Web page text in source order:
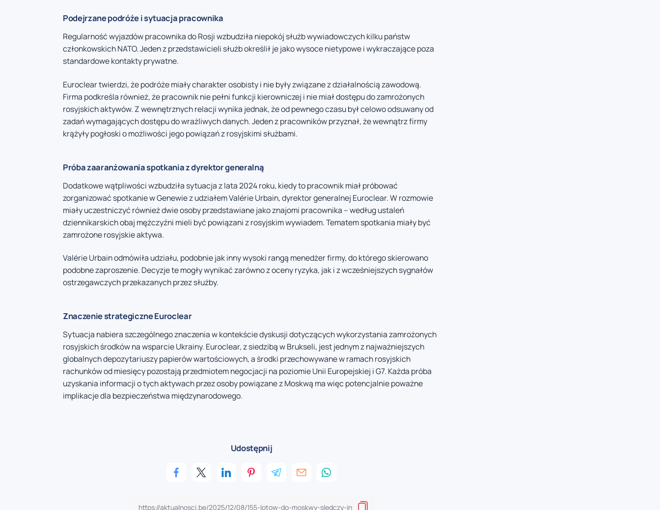
Podejrzane podróże i sytuacja pracownika
Regularność wyjazdów pracownika do Rosji wzbudziła niepokój służb wywiadowczych kilku państw
członkowskich NATO. Jeden z przedstawicieli służb określił je jako wysoce nietypowe i wykraczające poza
standardowe kontakty prywatne.
Euroclear twierdzi, że podróże miały charakter osobisty i nie były związane z działalnością zawodową.
Firma podkreśla również, że pracownik nie pełni funkcji kierowniczej i nie miał dostępu do zamrożonych
rosyjskich aktywów. Z wewnętrznych relacji wynika jednak, że od pewnego czasu był celowo odsuwany od
zadań wymagających dostępu do wrażliwych danych. Jeden z pracowników przyznał, że wewnątrz firmy
krążyły pogłoski o możliwości jego powiązań z rosyjskimi służbami.
Próba zaaranżowania spotkania z dyrektor generalną
Dodatkowe wątpliwości wzbudziła sytuacja z lata 2024 roku, kiedy to pracownik miał próbować
zorganizować spotkanie w Genewie z udziałem Valérie Urbain, dyrektor generalnej Euroclear. W rozmowie
miały uczestniczyć również dwie osoby przedstawiane jako znajomi pracownika – według ustaleń
dziennikarskich obaj mężczyźni mieli być powiązani z rosyjskim wywiadem. Tematem spotkania miały być
zamrożone rosyjskie aktywa.
Valérie Urbain odmówiła udziału, podobnie jak inny wysoki rangą menedżer firmy, do którego skierowano
podobne zaproszenie. Decyzje te mogły wynikać zarówno z oceny ryzyka, jak i z wcześniejszych sygnałów
ostrzegawczych przekazanych przez służby.
Znaczenie strategiczne Euroclear
Sytuacja nabiera szczególnego znaczenia w kontekście dyskusji dotyczących wykorzystania zamrożonych
rosyjskich środków na wsparcie Ukrainy. Euroclear, z siedzibą w Brukseli, jest jednym z najważniejszych
globalnych depozytariuszy papierów wartościowych, a środki przechowywane w ramach rosyjskich
rachunków od miesięcy pozostają przedmiotem negocjacji na poziomie Unii Europejskiej i G7. Każda próba
uzyskania informacji o tych aktywach przez osoby powiązane z Moskwą ma więc potencjalnie poważne
implikacje dla bezpieczeństwa międzynarodowego.
Udostępnij